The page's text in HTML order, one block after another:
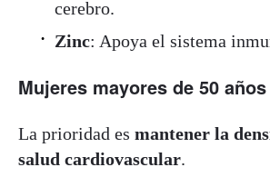
cerebro.
Zinc: Apoya el sistema
Mujeres mayores de 50 años
La prioridad es mantener la
salud cardiovascular.